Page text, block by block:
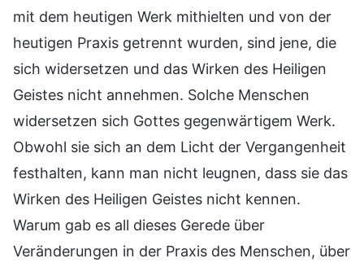
mit dem heutigen Werk mithielten und von der
heutigen Praxis getrennt wurden, sind jene, die
sich widersetzen und das Wirken des Heiligen
Geistes nicht annehmen. Solche Menschen
widersetzen sich Gottes gegenwärtigem Werk.
Obwohl sie sich an dem Licht der Vergangenheit
festhalten, kann man nicht leugnen, dass sie das
Wirken des Heiligen Geistes nicht kennen.
Warum gab es all dieses Gerede über
Veränderungen in der Praxis des Menschen, über